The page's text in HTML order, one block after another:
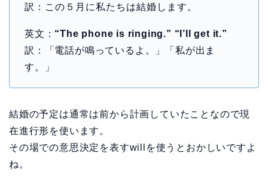
訳：この５月に私たちは結婚します。
英文： “The phone is ringing.” “I’ll get it.”
訳：「電話が鳴っているよ。」「私が出ま
す。」
結婚の予定は通常は前から計画していたことなので現
在進行形を使います。
その場での意思決定を表すwillを使うとおかしいですよ
ね。